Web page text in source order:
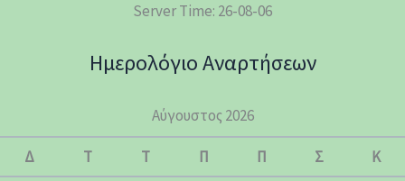
Server Time: 26-08-06
Ημερολόγιο Αναρτήσεων
Αύγουστος 2026
Δ Τ Τ Π Π Σ
Κ